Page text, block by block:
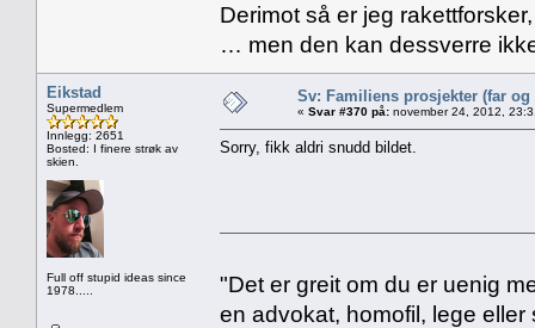
Derimot så er jeg
… men den kan dessverre
Eikstad
Supermedlem
Innlegg: 2651
Bosted: I finere strøk av
skien.
Full off stupid ideas since
1978.....
Sv: Familiens prosjekter (far og
« Svar #370 på: november 24, 2012,
Sorry, fikk aldri snudd bildet.
"Det er greit om du er uenig
en advokat, homofil, lege